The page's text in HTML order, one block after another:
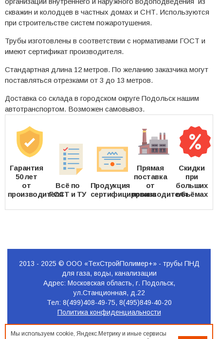
скважин и колодцев в частных домах и СНТ. Используются
при строительстве систем пожаротушения.
Трубы изготовлены в соответствии с нормативами ГОСТ и
имеют сертификат производителя.
Стандартная длина 12 метров. По желанию заказчика могут
поставляться отрезками от 3 до 13 метров.
Доставка со склада в городском округе Подольск нашим
автотранспортом. Возможен самовывоз.
Гарантия
50 лет
от
производителя
Всё по
ГОСТ и ТУ
Продукция
сертифицирована
Прямая
поставка
от
производителя
Скидки
при
больших
объёмах
2013 - 2025 © ООО «ТехСтройПолимер+» - трубы ПНД
для газа, воды, канализации
Адрес: Московская область, г. Подольск,
ул.Станционная, д.22
Тел: 8(499)408-49-75, 8(495)849-40-20
Политика конфиденциальности
Продвижение
Мы используем cookie, Яндекс.Метрику и иные сервисы